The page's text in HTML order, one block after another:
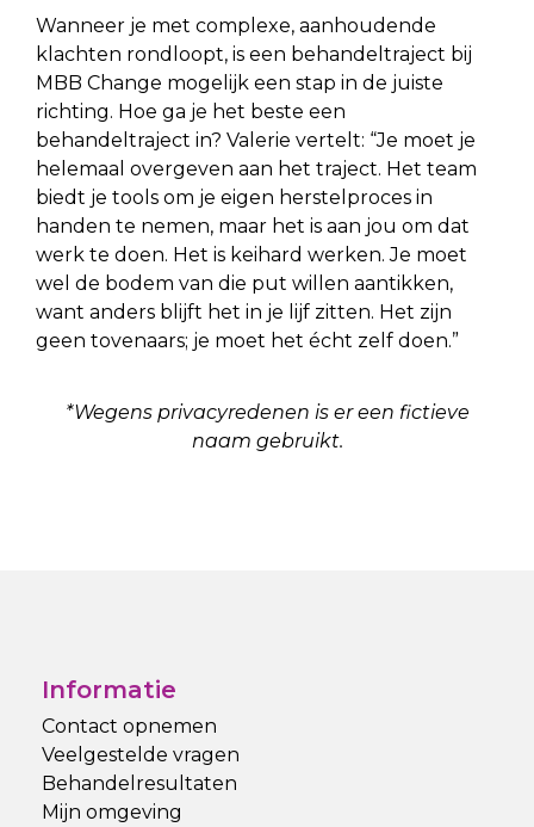
Wanneer je met complexe, aanhoudende
klachten rondloopt, is een behandeltraject bij
MBB Change mogelijk een stap in de juiste
richting. Hoe ga je het beste een
behandeltraject in? Valerie vertelt: “Je moet je
helemaal overgeven aan het traject. Het team
biedt je tools om je eigen herstelproces in
handen te nemen, maar het is aan jou om dat
werk te doen. Het is keihard werken. Je moet
wel de bodem van die put willen aantikken,
want anders blijft het in je lijf zitten. Het zijn
geen tovenaars; je moet het écht zelf doen.”
*Wegens privacyredenen is er een fictieve
naam gebruikt.
Informatie
Contact opnemen
Veelgestelde vragen
Behandelresultaten
Mijn omgeving